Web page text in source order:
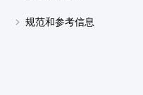
规范和参考信息